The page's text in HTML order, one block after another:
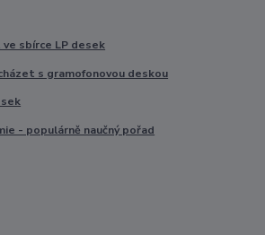
sbírce LP desek
s gramofonovou deskou
- populárně naučný pořad